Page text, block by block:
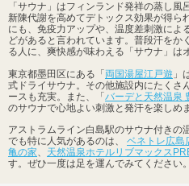
「サウナ」はフィンランド発祥の蒸し
新陳代謝を高めてデトックス効果が得ら
にも、免疫力アップや、温度差刺激によ
どがあると言われています。普段汗をか
る人に、爽快感が味わえる「サウナ」は
東京都墨田区にある「 両国湯屋江戸遊 」
式ドライサウナ。その他施設内にたくさ
ースも充実。また、「 バーデと天然温泉
のサウナで心地よい刺激と発汗を楽しめ
アストラムライン白島駅のサウナ付きの
でも特に人気があるのは、 ベネトレ広島
亀の家、 天然温泉ホテルリブマックス
す。ぜひ一度は足を運んでみてください。